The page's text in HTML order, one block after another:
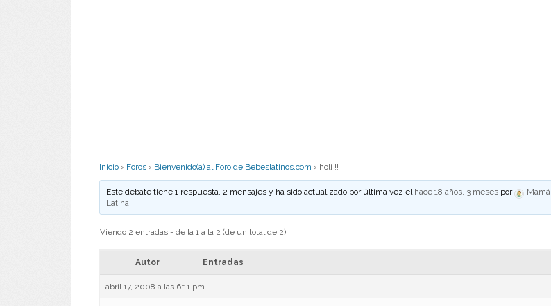
Inicio › Foros › Bienvenido(a) al Foro de Bebeslatinos.com › holi !!
Este debate tiene 1 respuesta, 2 mensajes y ha sido actualizado por última vez el hace 18 años, 3 meses por
Mamá
Latina.
Viendo 2 entradas - de la 1 a la 2 (de un total de 2)
Autor Entradas
abril 17, 2008 a las 6:11 pm